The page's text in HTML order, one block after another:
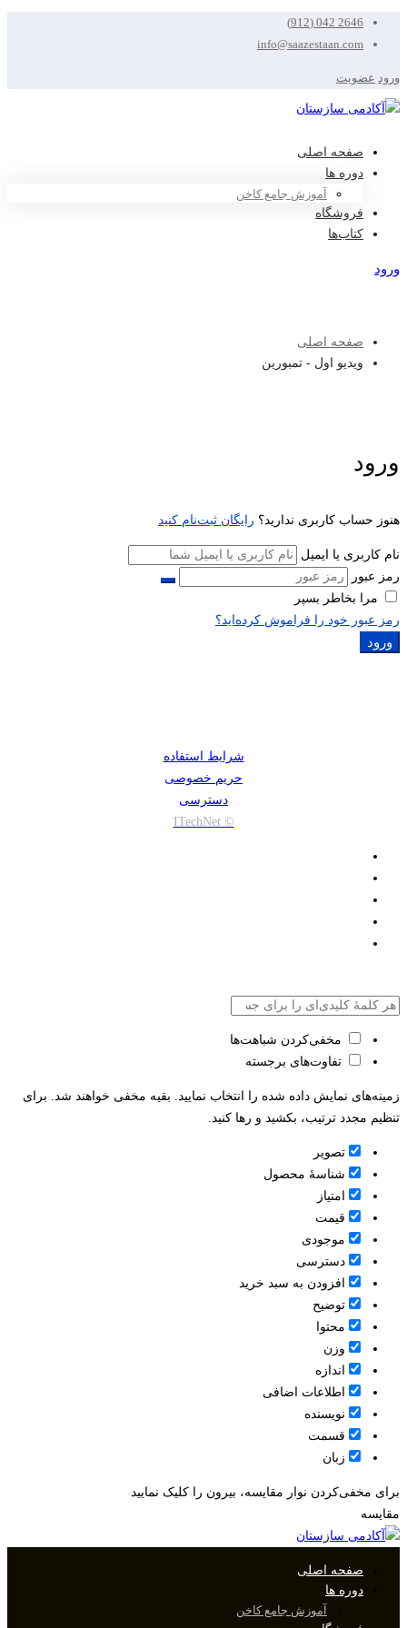
2646 042 (912)
info@saazestaan.com
ورود عضویت
صفحه اصلی
دوره ها
آموزش جامع کاخن
فروشگاه
کتاب‌ها
ورود
صفحه اصلی
ویدیو اول - تمبورین
ورود
هنوز حساب کاربری ندارید؟ رایگان ثبت‌نام کنید
نام کاربری یا ایمیل
رمز عبور
مرا بخاطر بسپر
رمز عبور خود را فراموش کرده‌اید؟
ورود
شرایط استفاده
حریم خصوصی
دسترسی
© ITechNet
مخفی‌کردن شباهت‌ها
تفاوت‌های برجسته
زمینه‌های نمایش داده شده را انتخاب نمایید. بقیه مخفی خواهند شد. برای
تنظیم مجدد ترتیب، بکشید و رها کنید.
تصویر
شناسۀ محصول
امتیاز
قيمت
موجودی
دسترسی
افزودن به سبد خرید
توضیح
محتوا
وزن
اندازه
اطلاعات اضافی
نویسنده
قسمت
زبان
برای مخفی‌کردن نوار مقایسه، بیرون را کلیک نمایید
مقایسه
صفحه اصلی
دوره ها
آموزش جامع کاخن